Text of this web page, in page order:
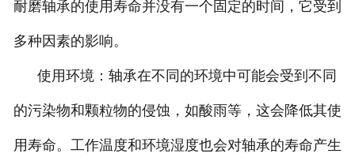
耐磨轴承的使用寿命并没有一个固定的时间，它受到
多种因素的影响。
使用环境：轴承在不同的环境中可能会受到不同
的污染物和颗粒物的侵蚀，如酸雨等，这会降低其使
用寿命。工作温度和环境湿度也会对轴承的寿命产生